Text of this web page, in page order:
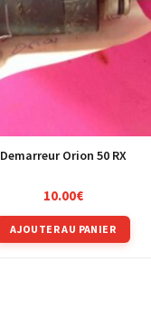
Demarreur Orion 50 RX
10.00€
AJOUTER AU PANIER